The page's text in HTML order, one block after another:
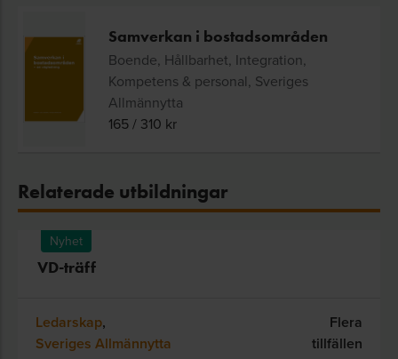
Samverkan i bostadsområden
Boende, Hållbarhet, Integration,
Kompetens & personal, Sveriges
Allmännytta
165/ 310 kr
Relaterade utbildningar
Nyhet
VD-träff
Ledarskap,
Sveriges Allmännytta
Flera
tillfällen